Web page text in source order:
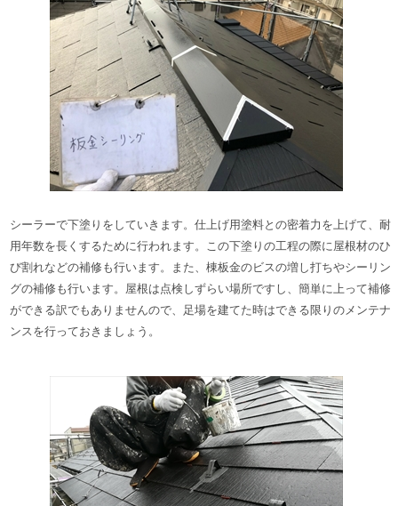
シーラーで下塗りをしていきます。仕上げ用塗料との密着力を上げて、耐
用年数を長くするために行われます。 この下塗りの工程の際に屋根材のひ
び割れなどの補修も行います。また、棟板金のビスの増し打ちやシーリン
グの補修も行います。 屋根は点検しずらい場所ですし、簡単に上って補修
ができる訳でもありませんので、足場を建てた時はできる限りのメンテナ
ンスを行っておきましょう。